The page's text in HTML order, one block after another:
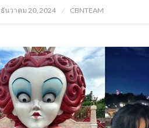
Posted
ธันวาคม 20, 2024 CBNTEAM